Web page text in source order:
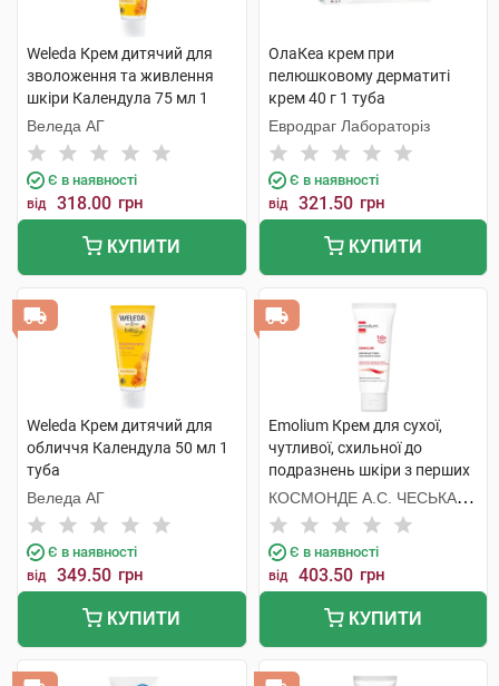
Weleda Крем дитячий для
зволоження та живлення
шкіри Календула 75 мл 1
туба
Веледа АГ
Є в наявності
від 318.00 грн
КУПИТИ
ОлаКеа крем при
пелюшковому дерматиті
крем 40 г 1 туба
Евродраг Лабораторіз
Є в наявності
від 321.50 грн
КУПИТИ
Weleda Крем дитячий для
обличчя Календула 50 мл 1
туба
Веледа АГ
Є в наявності
від 349.50 грн
КУПИТИ
Emolium Крем для сухої,
чутливої, схильної до
подразнень шкіри з перших
днів життя 75 мл 1 туба
КОСМОНДЕ А.С. ЧЕСЬКА
РЕСПУБЛІКА
Є в наявності
від 403.50 грн
КУПИТИ